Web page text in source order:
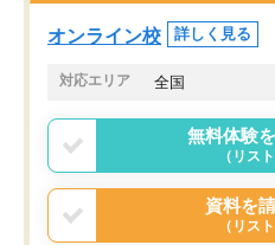
オンライン校 詳しく見る
対応エリア 全国
無料体験
（リス
資料を
（リス